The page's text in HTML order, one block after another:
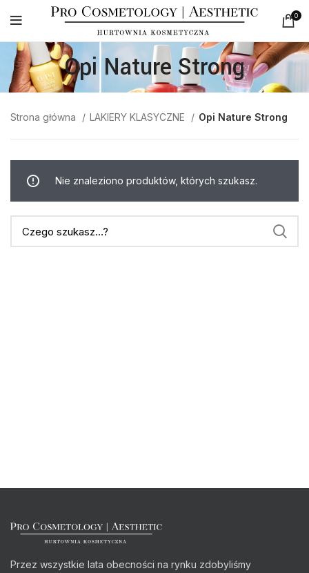
0
Opi Nature Strong
Strona główna LAKIERY KLASYCZNE Opi Nature Strong
Nie znaleziono produktów, których szukasz.
Przez wszystkie lata obecności na rynku zdobyliśmy